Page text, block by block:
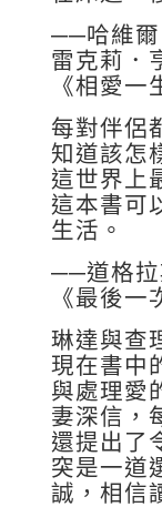
──哈維爾
雷克莉．
《相愛一
每對伴侶
知道該怎
這世界上
這本書可
生活。
──道格拉
《最後
琳達與查
現在書中
與處理愛
妻深信，
還提出了
突是一道
誠，相信